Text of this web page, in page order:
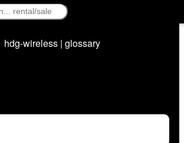
hdg-wireless | glossary